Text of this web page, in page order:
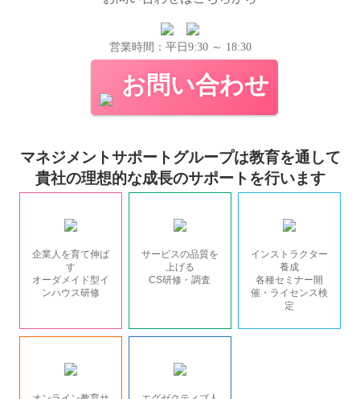
営業時間：平日9:30 ～ 18:30
お問い合わせ
マネジメントサポートグループは教育を通して
貴社の理想的な成長のサポートを行います
企業人を育て伸ば
す
オーダメイド型イ
ンハウス研修
サービスの品質を
上げる
CS研修・調査
インストラクター
養成
各種セミナー開
催・ライセンス検
定